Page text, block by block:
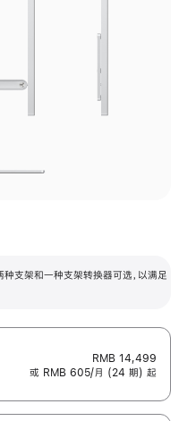
支架和一种支架转换器可选，以满足
RMB 14,499
或 RMB 605/月 (24 期) 起